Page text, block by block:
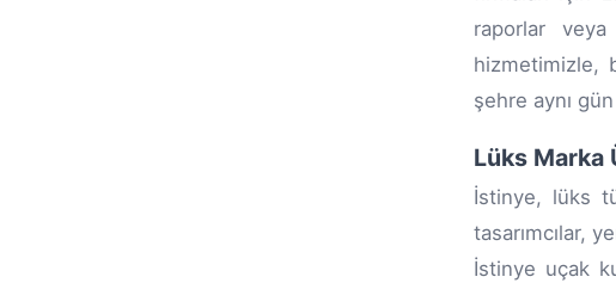
raporlar veya
hizmetimizle,
şehre aynı
Lüks Marka
İstinye, lüks
tasarımcılar,
İstinye uçak